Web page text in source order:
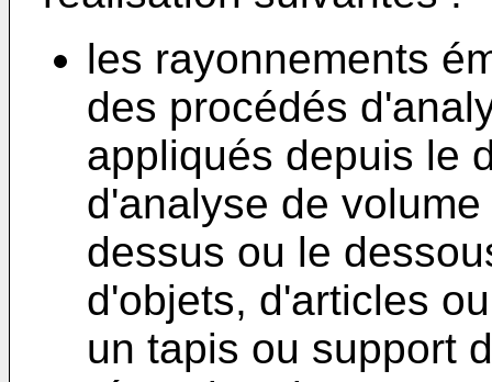
les rayonnements
des procédés
appliqués depuis le
d'analyse de
dessus ou le
d'objets, d'articles
un tapis ou support